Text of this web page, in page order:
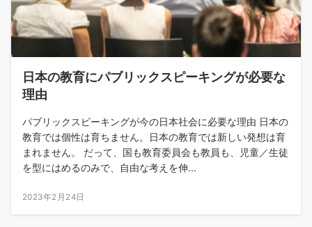
日本の教育にパブリックスピーキングが必要な
理由
パブリックスピーキングが今の日本社会に必要な理由 日本の
教育では個性は育ちません。日本の教育では新しい発想は育
まれません。 だって、国も教育委員会も教員も、児童／生徒
を型にはめるのみで、自由な考えを伸...
2023年2月24日